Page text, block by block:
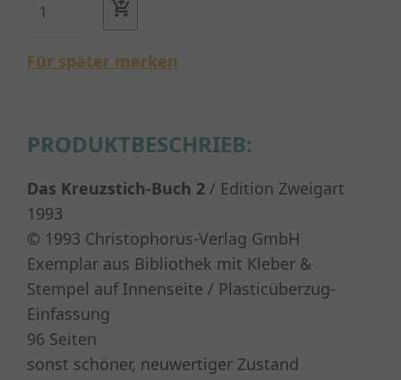
Für später merken
PRODUKTBESCHRIEB:
Das Kreuzstich-Buch 2 / Edition Zweigart
1993
© 1993 Christophorus-Verlag GmbH
Exemplar aus Bibliothek mit Kleber &
Stempel auf Innenseite / Plasticüberzug-
Einfassung
96 Seiten
sonst schöner, neuwertiger Zustand